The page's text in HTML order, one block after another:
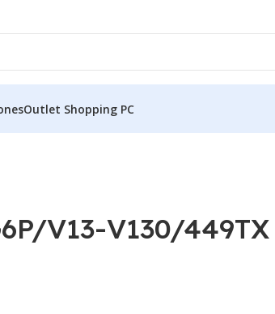
Outlet Shopping PC
V13-V130/449TX